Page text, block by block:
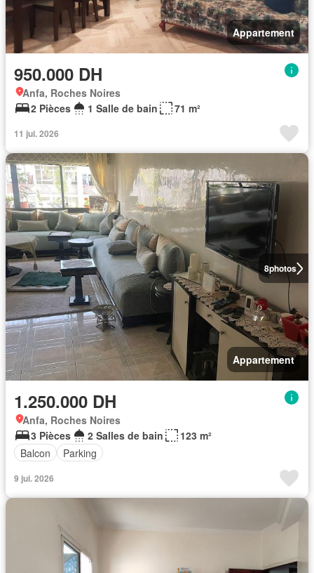
Appartement
950.000 DH
Anfa, Roches Noires
2 Pièces
1 Salle de bain 71 m²
11 jui. 2026
8photos
Appartement
1.250.000 DH
Anfa, Roches Noires
3 Pièces
2 Salles de bain
123 m²
Balcon
Parking
9 jui. 2026